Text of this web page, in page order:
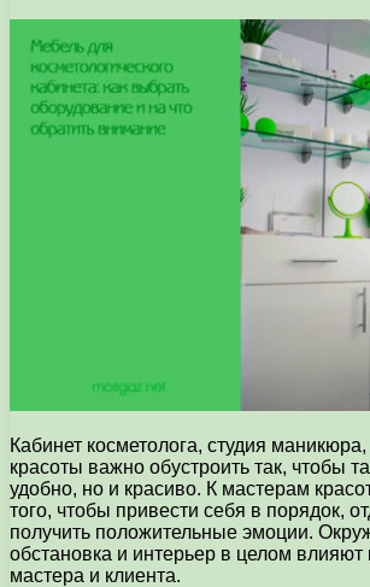
Кабинет косметолога, студия
красоты важно обустроить так, чтобы
удобно, но и красиво. К мастерам
того, чтобы привести себя в порядок,
получить положительные эмоции.
обстановка и интерьер в целом влияют
мастера и клиента.